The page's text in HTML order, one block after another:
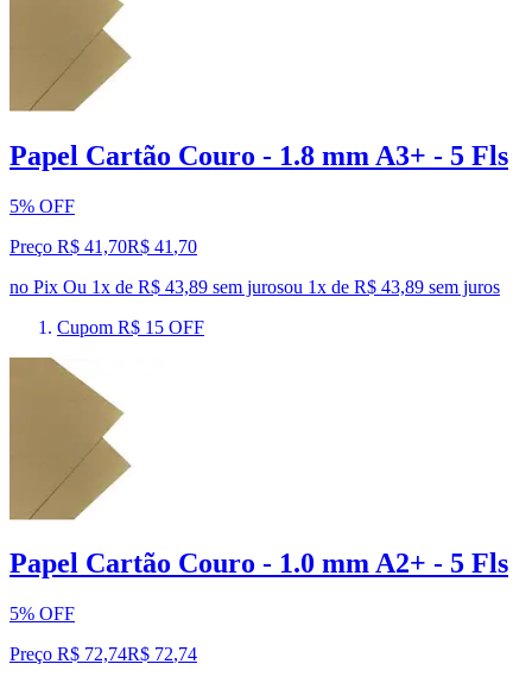
Papel Cartão Couro - 1.8 mm A3+ - 5 Fls
5% OFF
Preço R$ 41,70R$ 41 ,70
no Pix Ou 1x de R$ 43,89 sem jurosou 1x de R$ 43,89 sem juros
Cupom R$ 15 OFF
Papel Cartão Couro - 1.0 mm A2+ - 5 Fls
5% OFF
Preço R$ 72,74R$ 72,74